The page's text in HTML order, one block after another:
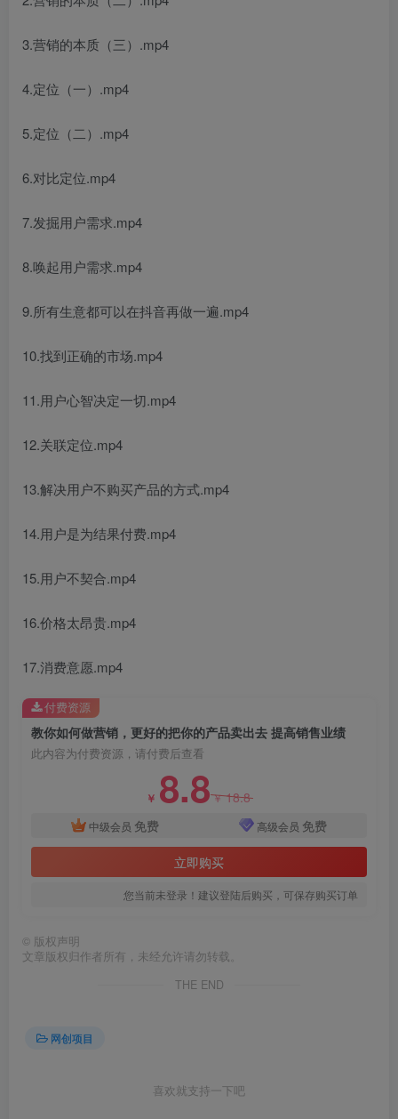
3.营销的本质（三）.mp4
4.定位（一）.mp4
5.定位（二）.mp4
6.对比定位.mp4
7.发掘用户需求.mp4
8.唤起用户需求.mp4
9.所有生意都可以在抖音再做一遍.mp4
10.找到正确的市场.mp4
11.用户心智决定一切.mp4
12.关联定位.mp4
13.解决用户不购买产品的方式.mp4
14.用户是为结果付费.mp4
15.用户不契合.mp4
16.价格太昂贵.mp4
17.消费意愿.mp4
教你如何做营销，更好的把你的产品卖出去 提高销售业绩
此内容为付费资源，请付费后查看
￥ 8.8￥18.8
中级会员 免费 高级会员 免费
立即购买
您当前未登录！建议登陆后购买，可保存购买订单
付费资源
© 版权声明
文章版权归作者所有，未经允许请勿转载。
THE END
网创项目
喜欢就支持一下吧